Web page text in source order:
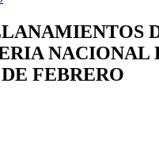
NACIONAL
FEBRERO